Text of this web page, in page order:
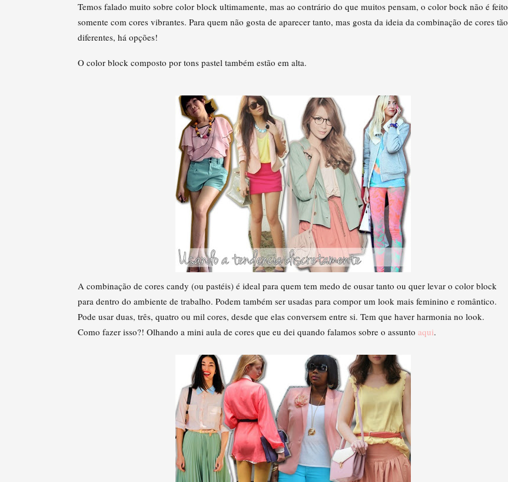
Temos falado muito sobre color block ultimamente, mas ao contrário do que muitos pensam, o color bock não é feito
somente com cores vibrantes. Para quem não gosta de aparecer tanto, mas gosta da ideia da combinação de cores tão
diferentes, há opções!
O color block composto por tons pastel também estão em alta.
A combinação de cores candy (ou pastéis) é ideal para quem tem medo de ousar tanto ou quer levar o color block
para dentro do ambiente de trabalho. Podem também ser usadas para compor um look mais feminino e romântico.
Pode usar duas, três, quatro ou mil cores, desde que elas conversem entre si. Tem que haver harmonia no look.
Como fazer isso?! Olhando a mini aula de cores que eu dei quando falamos sobre o assunto aqui.